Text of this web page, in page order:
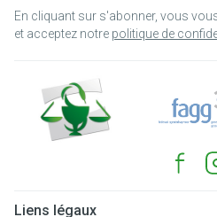
En cliquant sur s'abonner, vous
et acceptez notre politique de
Liens légaux